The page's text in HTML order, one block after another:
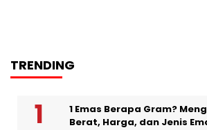
TRENDING
1 Emas Berapa Gram?
Berat, Harga, dan Jenis